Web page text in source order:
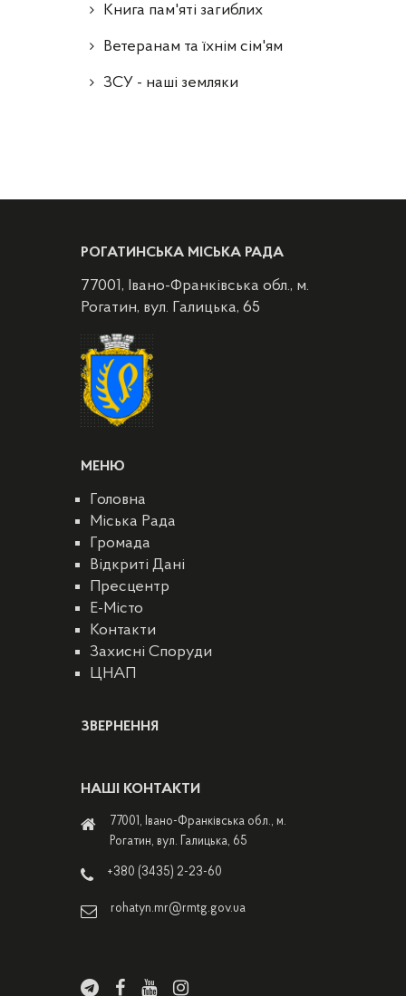
Книга пам'яті загиблих
Ветеранам та їхнім сім'ям
ЗСУ - наші земляки
РОГАТИНСЬКА МІСЬКА РАДА
77001, Івано-Франківська обл., м.
Рогатин, вул. Галицька, 65
МЕНЮ
Головна
Міська Рада
Громада
Відкриті Дані
Пресцентр
E-Місто
Контакти
Захисні Споруди
ЦНАП
ЗВЕРНЕННЯ
НАШІ КОНТАКТИ
77001, Івано-Франківська обл., м.
Рогатин, вул. Галицька, 65
+380 (3435) 2-23-60
rohatyn.mr@rmtg.gov.ua